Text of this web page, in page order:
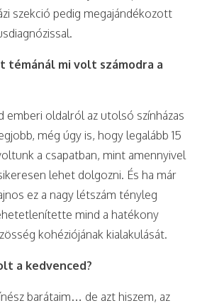
szekció pedig megajándékozott
témánál mi volt számodra a
emberi oldalról az utolsó színházas
még úgy is, hogy legalább 15
a csapatban, mint amennyivel
lehet dolgozni. És ha már
ez a nagy létszám tényleg
mind a hatékony
kohéziójának kialakulását.
a kedvenced?
barátaim… de azt hiszem, az